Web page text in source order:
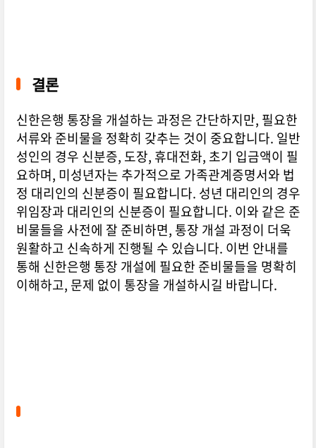
결론
신한은행 통장을 개설하는 과정은 간단하지만, 필요한
서류와 준비물을 정확히 갖추는 것이 중요합니다. 일반
성인의 경우 신분증, 도장, 휴대전화, 초기 입금액이 필
요하며, 미성년자는 추가적으로 가족관계증명서와 법
정 대리인의 신분증이 필요합니다. 성년 대리인의 경우
위임장과 대리인의 신분증이 필요합니다. 이와 같은 준
비물들을 사전에 잘 준비하면, 통장 개설 과정이 더욱
원활하고 신속하게 진행될 수 있습니다. 이번 안내를
통해 신한은행 통장 개설에 필요한 준비물들을 명확히
이해하고, 문제 없이 통장을 개설하시길 바랍니다.